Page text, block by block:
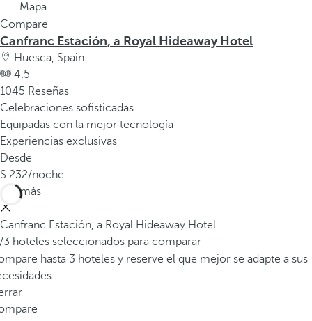
a
p
r
i
m
e
r
a
o
p
i
ó
n
d
e
l
a
Mapa
Compare
Canfranc Estación, a Royal Hideaway Hotel
Huesca, Spain
4.5 ·
1045 Reseñas
Celebraciones sofisticadas
Equipadas con la mejor tecnología
Experiencias exclusivas
Desde
232/noche
Ver más
Canfranc Estación, a Royal Hideaway Hotel
/3 hoteles seleccionados para comparar
hasta 3 hoteles y reserve el que mejor se adapte a sus